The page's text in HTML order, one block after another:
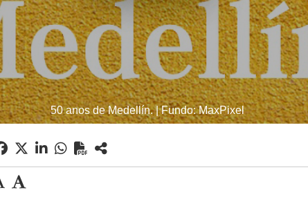
50 anos de Medellín. | Fundo: MaxPixel